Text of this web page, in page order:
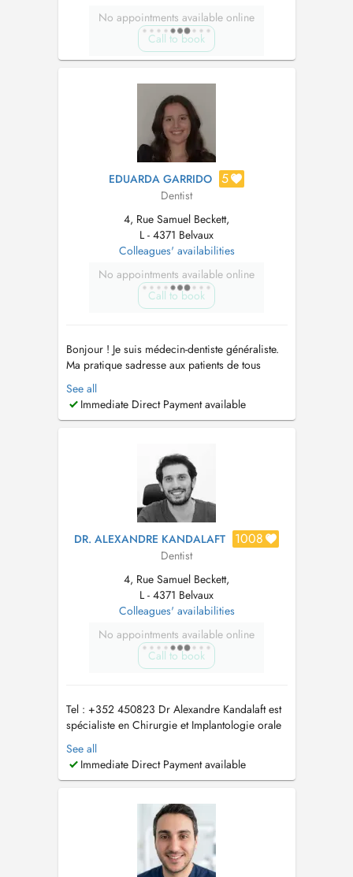
No appointments available online
Call to book
EDUARDA GARRIDO 5
Dentist
4, Rue Samuel Beckett,
L - 4371 Belvaux
Colleagues' availabilities
No appointments available online
Call to book
Bonjour ! Je suis médecin-dentiste généraliste.
Ma pratique sadresse aux patients de tous
âges, avec une approche douce, préventive et
personnalisée. J'accorde une grande
importance à lécoute de chacun et de sa
See all
Immediate Direct Payment available
DR. ALEXANDRE KANDALAFT 1008
Dentist
4, Rue Samuel Beckett,
L - 4371 Belvaux
Colleagues' availabilities
No appointments available online
Call to book
Tel : +352 450823 Dr Alexandre Kandalaft est
spécialiste en Chirurgie et Implantologie orale
ainsi qu'en dentisterie esthétique. Son expertise
comprend la pose d'implants, facettes et
esthétique du sourire, extraction des dents de
réguliers qui maintienn...
See all
Immediate Direct Payment available